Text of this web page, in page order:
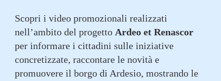
Scopri i video promozionali realizzati
nell’ambito del progetto Ardeo et Renascor
per informare i cittadini sulle iniziative
concretizzate, raccontare le novità e
promuovere il borgo di Ardesio, mostrando le